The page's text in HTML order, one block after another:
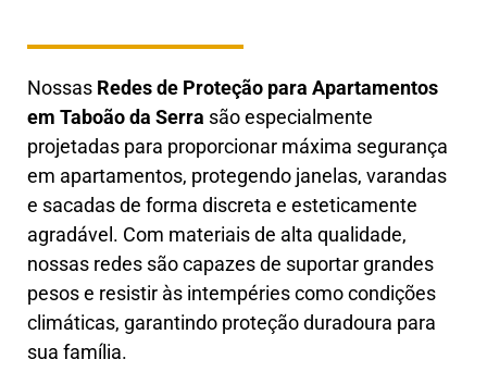
Nossas Redes de Proteção para Apartamentos
em Taboão da Serra são especialmente
projetadas para proporcionar máxima segurança
em apartamentos, protegendo janelas, varandas
e sacadas de forma discreta e esteticamente
agradável. Com materiais de alta qualidade,
nossas redes são capazes de suportar grandes
pesos e resistir às intempéries como condições
climáticas, garantindo proteção duradoura para
sua família.